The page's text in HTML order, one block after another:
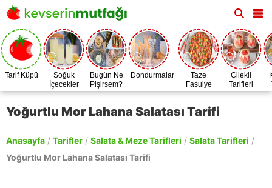
Tarif Küpü
Soğuk
İçecekler
Bugün Ne
Pişirsem?
Dondurmalar
Taze
Fasulye
Zamanı
Çilekli
Tarifleri
Yoğurtlu Mor Lahana Salatası Tarifi
Anasayfa / Tarifler / Salata & Meze Tarifleri / Salata Tarifleri /
Yoğurtlu Mor Lahana Salatası Tarifi